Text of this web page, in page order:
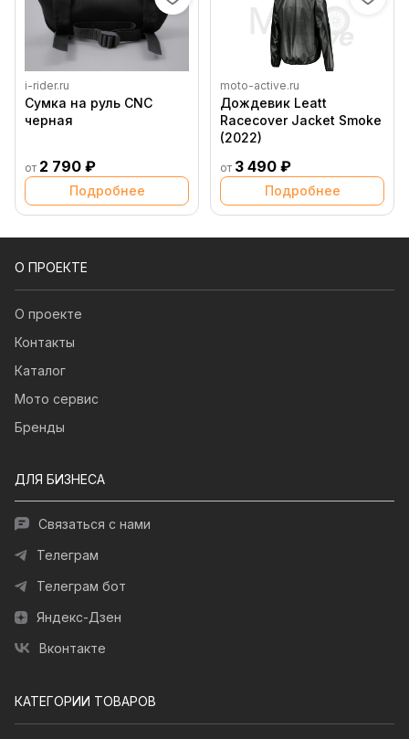
i-rider.ru
Сумка на руль CNC
черная
от 2 790 ₽
Подробнее
moto-active.ru
Дождевик Leatt
Racecover Jacket Smoke
(2022)
от 3 490 ₽
Подробнее
О ПРОЕКТЕ
О проекте
Контакты
Каталог
Мото сервис
Бренды
ДЛЯ БИЗНЕСА
Связаться с нами
Телеграм
Телеграм бот
Яндекс-Дзен
Вконтакте
КАТЕГОРИИ ТОВАРОВ